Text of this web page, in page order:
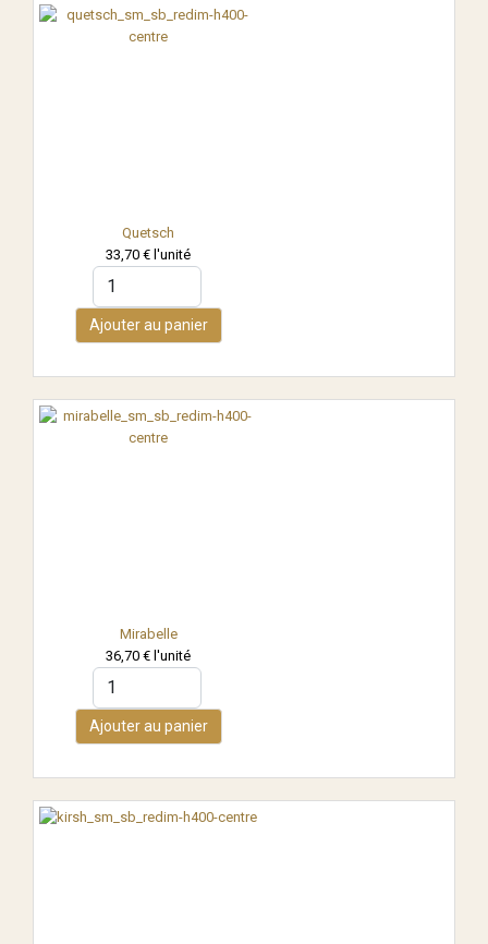
Quetsch
33,70 € l'unité
Ajouter au panier
Mirabelle
36,70 € l'unité
Ajouter au panier